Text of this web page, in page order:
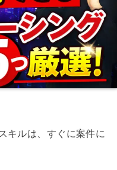
キルは、すぐに案件に